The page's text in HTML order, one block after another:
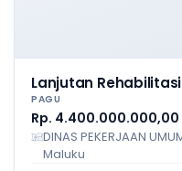
Lanjutan
PAGU
Rp.
DINAS PEKERJAAN
Maluku